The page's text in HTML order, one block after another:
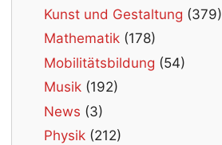
Kunst und Gestaltung (379)
Mathematik (178)
Mobilitätsbildung (54)
Musik (192)
News (3)
Physik (212)